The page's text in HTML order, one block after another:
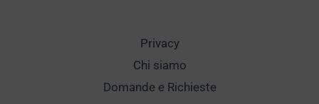
Privacy
Chi siamo
Domande e Richieste